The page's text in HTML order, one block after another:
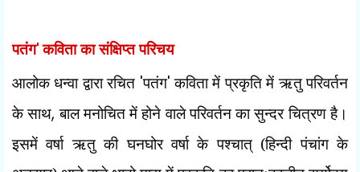
पतंग'कविताका संक्षिप्त परिचय
आलोक धन्वा द्वारा रचित 'पतंग'कविता में प्रकृति में ऋतु परिवर्तन
के साथ,बाल मनोचित में होने वाले परिवर्तन का सुन्दर चित्रण है।
इसमें वर्षा ऋतु की घनघोर वर्षा के पश्चात् (हिन्दी पंचांग के